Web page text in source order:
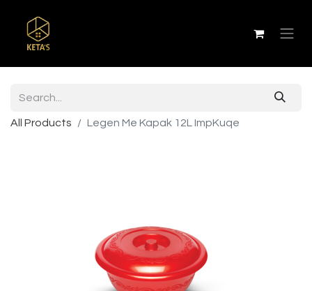
All Products Legen Me Kapak 12L ImpKuqe